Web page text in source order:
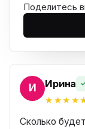
Поделитесь
Ирина
Сколько